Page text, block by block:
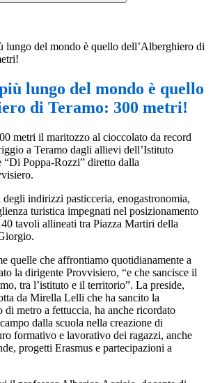
lungo del mondo è quello dell’Alberghiero di
lungo del mondo è quello
di Teramo: 300 metri!
metri il maritozzo al cioccolato da record
a Teramo dagli allievi dell’Istituto
“Di Poppa-Rozzi” diretto dalla
indirizzi pasticceria, enogastronomia,
turistica impegnati nel posizionamento
tavoli allineati tra Piazza Martiri della
quelle che affrontiamo quotidianamente a
la dirigente Provvisiero, “e che sancisce il
tra l’istituto e il territorio”. La preside,
da Mirella Lelli che ha sancito la
di metro a fettuccia, ha anche ricordato
dalla scuola nella creazione di
formativo e lavorativo dei ragazzi, anche
progetti Erasmus e partecipazioni a